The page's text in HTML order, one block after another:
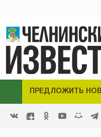
ПРЕДЛОЖИТЬ